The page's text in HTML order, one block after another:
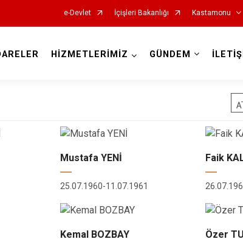
e-Devlet İçişleri Bakanlığı Kastamonu
Hanönü
İhsangazi
İnebolu
HİZMETLERİMİZ GÜNDEM
Mustafa YENİ
25.07.1960-11.07.1961
Faik
Kemal BOZBAY Özer